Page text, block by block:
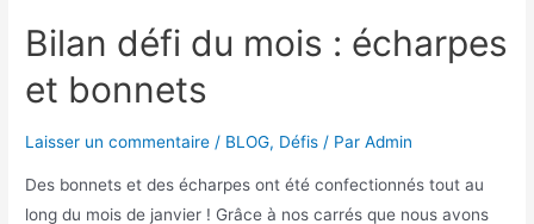
Bilan défi du mois : écharpes
et bonnets
Laisser un commentaire / BLOG, Défis / ParAdmin
Des bonnets et des écharpes ont été confectionnés tout au
long du mois de janvier ! Grâce à nos carrés que nous avons